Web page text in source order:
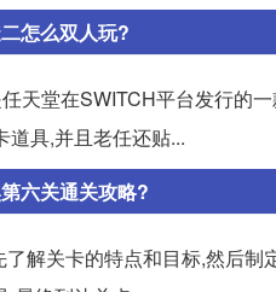
怎么双人玩?
天堂在SWITCH平台发行的
道具,并且老任还贴...
六关通关攻略?
了解关卡的特点和目标,然后